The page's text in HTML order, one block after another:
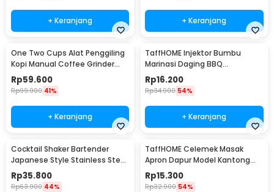
+ Keranjang + Keranjang
One Two Cups Alat Penggiling
Kopi Manual Coffee Grinder
Portable - WFCG9800
Rp59.600
Rp99.900 41%
+ Keranjang
TaffHOME Injektor Bumbu
Marinasi Daging BBQ
Seasoning Injector - HC117
Rp16.200
Rp34.900 54%
+ Keranjang
Cocktail Shaker Bartender
Japanese Style Stainless Steel
200ml
Rp35.800
Rp63.900 44%
TaffHOME Celemek Masak
Apron Dapur Model Kantong
Pola Spatula - JJ41
Rp15.300
Rp32.900 54%